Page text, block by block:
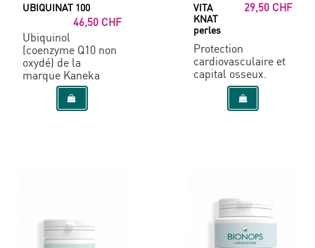
UBIQUINAT 100
46,50 CHF
Ubiquinol
(coenzyme Q10 non
oxydé) de la
marque Kaneka
VITA
KNAT
perles
29,50 CHF
Protection
cardiovasculaire et
capital osseux.